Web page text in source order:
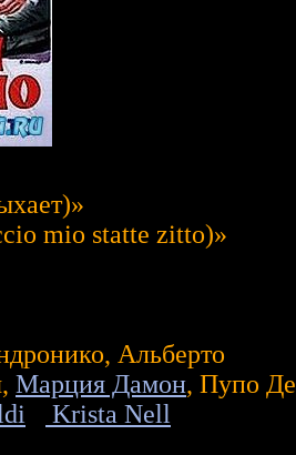
mio statte zitto)»
Альберто
Марция Дамон, Пупо Де
Krista Nell